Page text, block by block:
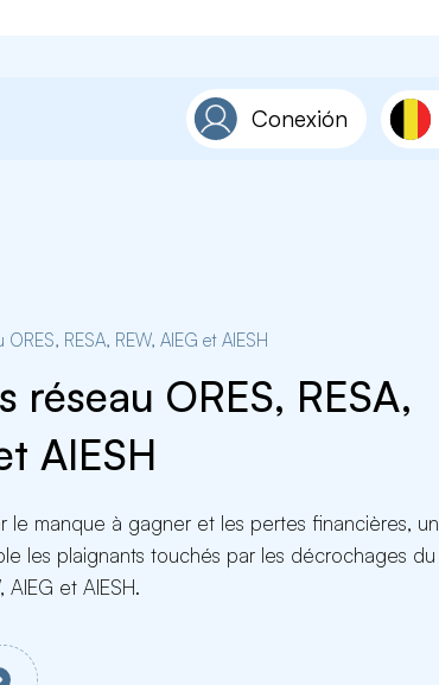
Conexión
ORES, RESA, REW, AIEG et AIESH
réseau ORES, RESA,
AIESH
le manque à gagner et les pertes financières, un
les plaignants touchés par les décrochages du
AIEG et AIESH.